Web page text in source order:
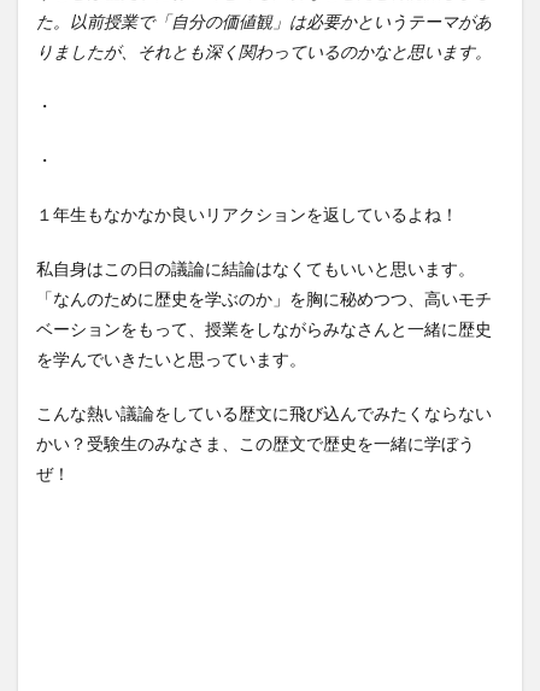
た。以前授業で「自分の価値観」は必要かというテーマがあ
りましたが、それとも深く関わっているのかなと思います。
・
・
１年生もなかなか良いリアクションを返しているよね！
私自身はこの日の議論に結論はなくてもいいと思います。
「なんのために歴史を学ぶのか」を胸に秘めつつ、高いモチ
ベーションをもって、授業をしながらみなさんと一緒に歴史
を学んでいきたいと思っています。
こんな熱い議論をしている歴文に飛び込んでみたくならない
かい？受験生のみなさま、この歴文で歴史を一緒に学ぼう
ぜ！